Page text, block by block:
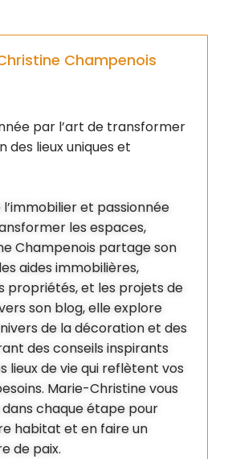
Champenois
par l’art de transformer
des lieux uniques et
et passionnée
les espaces,
Champenois partage son
aides immobilières,
propriétés, et les projets de
son blog, elle explore
de la décoration et des
des conseils inspirants
lieux de vie qui reflètent vos
Marie-Christine vous
chaque étape pour
habitat et en faire un
de paix.